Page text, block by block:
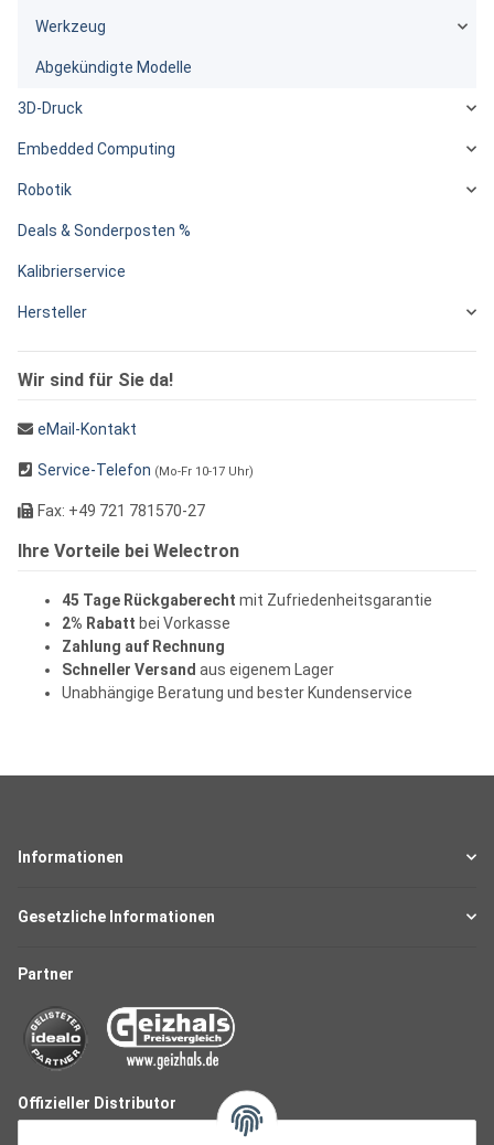
Werkzeug
Abgekündigte Modelle
3D-Druck
Embedded Computing
Robotik
Deals & Sonderposten %
Kalibrierservice
Hersteller
Wir sind für Sie da!
eMail-Kontakt
Service-Telefon (Mo-Fr 10-17 Uhr)
Fax: +49 721 781570-27
Ihre Vorteile bei Welectron
45 Tage Rückgaberecht mit Zufriedenheitsgarantie
2% Rabatt bei Vorkasse
Zahlung auf Rechnung
Schneller Versand aus eigenem Lager
Unabhängige Beratung und bester Kundenservice
Informationen
Gesetzliche Informationen
Partner
Offizieller Distributor